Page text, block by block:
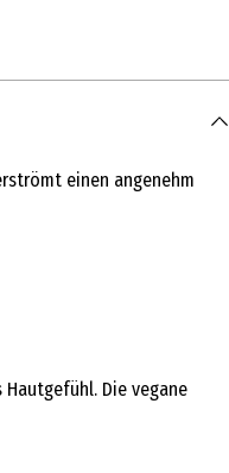
einen angenehm
Die vegane